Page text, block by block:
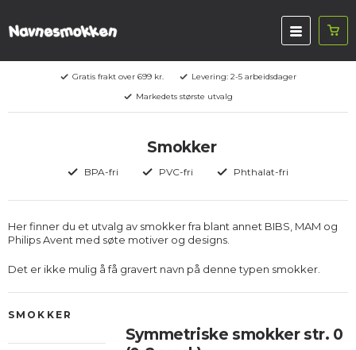
Gratis frakt over 699 kr.
Levering: 2-5 arbeidsdager
Markedets største utvalg
Smokker
BPA-fri PVC-fri Phthalat-fri
Her finner du et utvalg av smokker fra blant annet BIBS, MAM og
Philips Avent med søte motiver og designs.
Det er ikke mulig å få gravert navn på denne typen smokker.
SMOKKER
Symmetriske smokker str. 0